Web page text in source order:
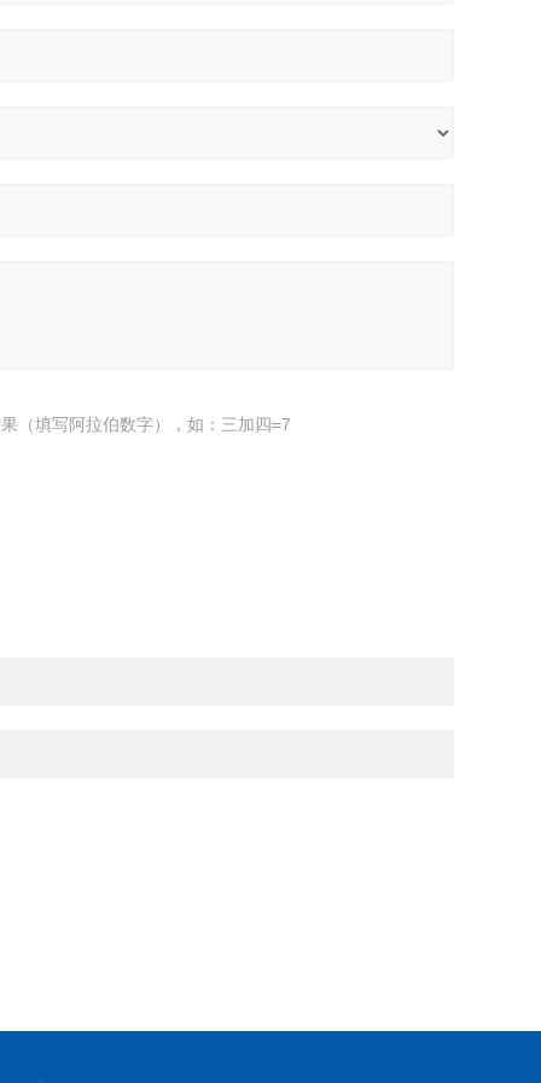
（填写阿拉伯数字），如：三加四=7